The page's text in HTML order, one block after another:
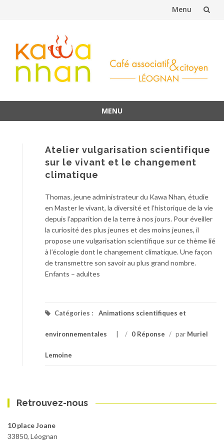
Menu
contenu
MENU
Atelier vulgarisation scientifique
sur le vivant et le changement
climatique
Thomas, jeune administrateur du Kawa Nhan, étudie
en Master le vivant, la diversité et l’historique de la vie
depuis l’apparition de la terre à nos jours. Pour éveiller
la curiosité des plus jeunes et des moins jeunes, il
propose une vulgarisation scientifique sur ce thème lié
à l’écologie dont le changement climatique. Une façon
de transmettre son savoir au plus grand nombre.
Enfants – adultes
Catégories : Animations scientifiques et
environnementales / 0 Réponse / par Muriel
Lemoine
Retrouvez-nous
10 place Joane
33850, Léognan